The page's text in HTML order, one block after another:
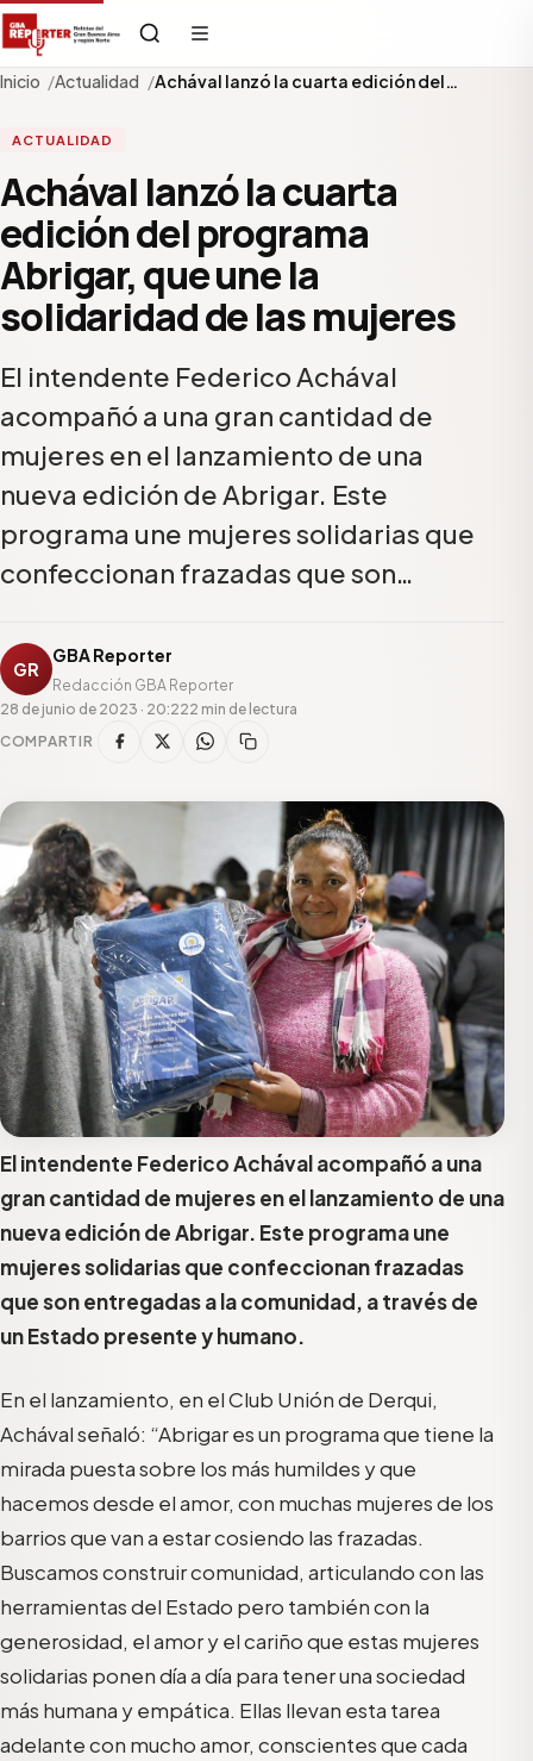
Inicio Actualidad Achával lanzó la cuarta edición del…
ACTUALIDAD
Achával lanzó la cuarta
edición del programa
Abrigar, que une la
solidaridad de las mujeres
El intendente Federico Achával
acompañó a una gran cantidad de
mujeres en el lanzamiento de una
nueva edición de Abrigar. Este
programa une mujeres solidarias que
confeccionan frazadas que son…
GR
GBA Reporter
Redacción GBA Reporter
28 de junio de 2023 · 20:222 min de lectura
COMPARTIR
El intendente Federico Achával acompañó a una
gran cantidad de mujeres en el lanzamiento de una
nueva edición de Abrigar. Este programa une
mujeres solidarias que confeccionan frazadas
que son entregadas a la comunidad, a través de
un Estado presente y humano.
En el lanzamiento, en el Club Unión de Derqui,
Achával señaló: “Abrigar es un programa que tiene la
mirada puesta sobre los más humildes y que
hacemos desde el amor, con muchas mujeres de los
barrios que van a estar cosiendo las frazadas.
Buscamos construir comunidad, articulando con las
herramientas del Estado pero también con la
generosidad, el amor y el cariño que estas mujeres
solidarias ponen día a día para tener una sociedad
más humana y empática. Ellas llevan esta tarea
adelante con mucho amor, conscientes que cada